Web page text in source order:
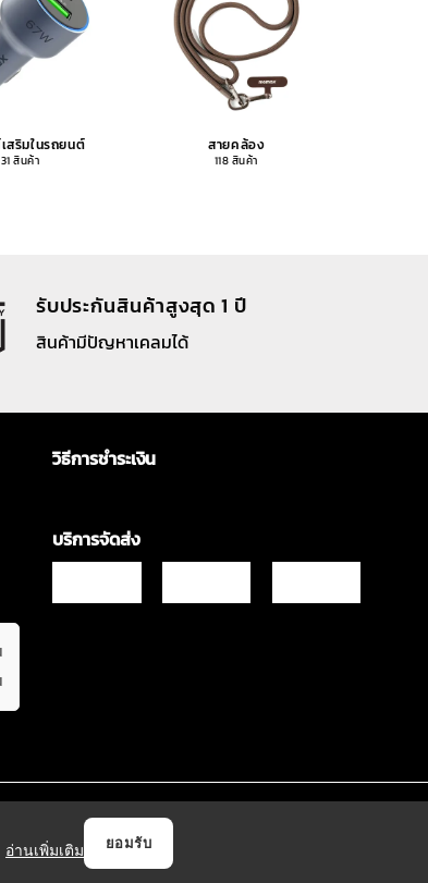
ริมในรถยนต์
31 สินค้า
สายคล้อง
118 สินค้า
รับประกันสินค้าสูงสุด 1 ปี
สินค้ามีปัญหาเคลมได้
วิธีการชำระเงิน
บริการจัดส่ง
อ่านเพิ่มเติม ยอมรับ